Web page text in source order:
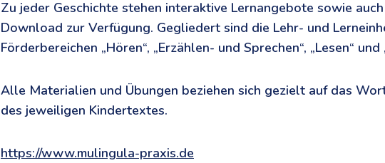
Zu jeder Geschichte stehen interaktive Lernangebote sowie
Download zur Verfügung. Gegliedert sind die Lehr- und
Förderbereichen „Hören“, „Erzählen- und Sprechen“, „Lesen“ und
Alle Materialien und Übungen beziehen sich gezielt auf das
des jeweiligen Kindertextes.
https://www.mulingula-praxis.de